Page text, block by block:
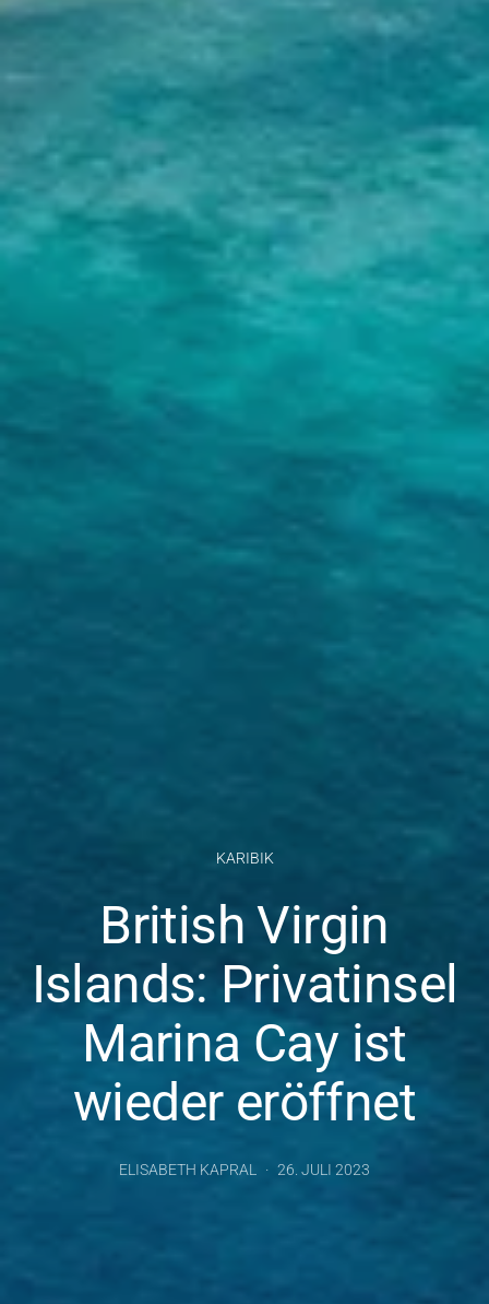
KARIBIK
British Virgin
Islands: Privatinsel
Marina Cay ist
wieder eröffnet
ELISABETH KAPRAL 26. JULI 2023